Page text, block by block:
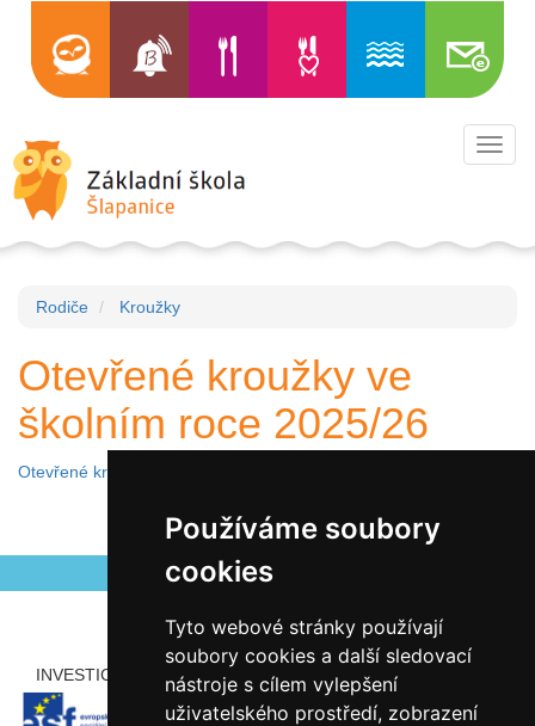
Používáme soubory
cookies
Tyto webové stránky používají
soubory cookies a další sledovací
nástroje s cílem vylepšení
uživatelského prostředí, zobrazení
Rodiče Kroužky
Otevřené kroužky ve
školním roce 2025/26
Otevřené kroužky 25/26
Autor Antonín Šerý Zveřejněno 06.11.2025
INVESTICE ROZVOJE DO VZDĚLÁVÁNÍ